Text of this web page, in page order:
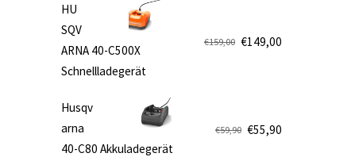
HU
SQV
ARNA 40-C500X
Schnellladegerät
€159,00
Ursprünglicher
Preis
€159,00
€149,00
Aktueller
Preis
€149,00.
Husqv
arna
40-C80 Akkuladegerät
€59,90 €55,90